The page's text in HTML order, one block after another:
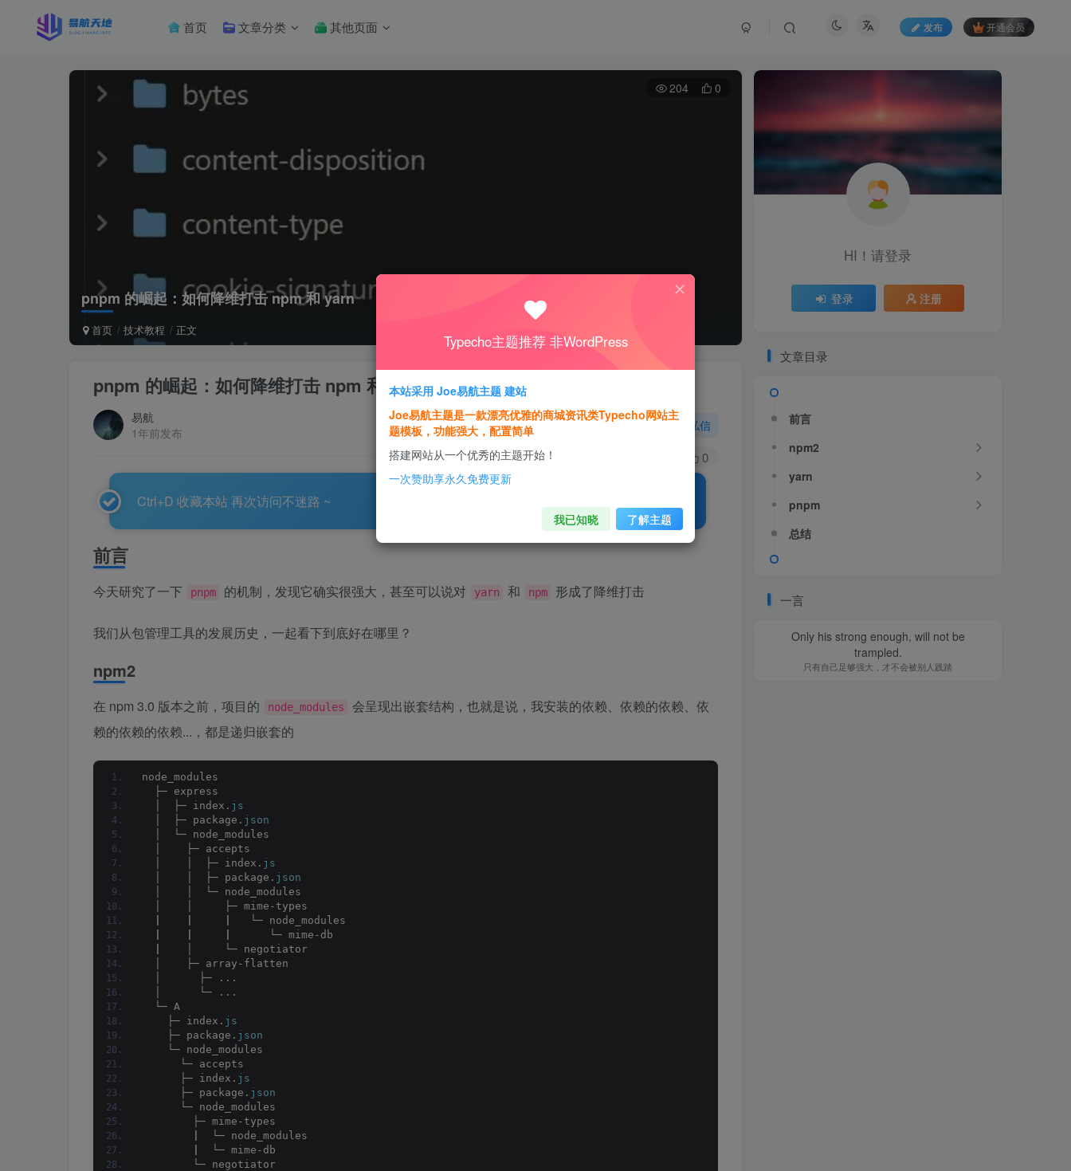
首页 文章分类 其他页面 发布 开通会员
pnpm 的崛起：如何降维打击 npm 和 yarn
首页 技术教程 正文
204 0
pnpm 的崛起：如何降维打击 npm 和 yarn
易航
1年前发布
关注 私信
0
Ctrl+D 收藏本站 再次访问不迷路 ~
前言
今天研究了一下 pnpm 的机制，发现它确实很强大，甚至可以说对 yarn 和 npm 形成了降维打击
我们从包管理工具的发展历史，一起看下到底好在哪里？
npm2
在 npm 3.0 版本之前，项目的 node_modules
会呈现出嵌套结构，也就是说，我安装的依赖、依赖的依赖、依
赖的依赖的依赖...，都是递归嵌套的
node_modules
  ├─ express
  │  ├─ index.
js
  │  ├─ package.
json
  │  └─ node_modules
  │    ├─ accepts
  │    │  ├─ index.
js
  │    │  ├─ package.
json
  │    │  └─ node_modules
  │    │     ├─ mime-types
   └─ node_modules
      └─ mime-db
    │     └─ negotiator
  │    ├─ array-flatten
  │      ├─ ...
  │      └─ ...
  └─ A
    ├─ index.
js
    ├─ package.
json
    └─ node_modules
      └─ accepts
      ├─ index.
js
      ├─ package.
json
      └─ node_modules
        ├─ mime-types
  └─ node_modules
  └─ mime-db
        └─ negotiator
HI！请登录
登录 注册
文章目录
前言
npm2
yarn
pnpm
总结
一言
Only his strong enough, will not be
trampled.
只有自己足够强大，才不会被别人践踏
Typecho主题推荐 非WordPress
本站采用 Joe易航主题 建站
Joe易航主题是一款漂亮优雅的商城资讯类Typecho网站主
题模板，功能强大，配置简单
搭建网站从一个优秀的主题开始！
一次赞助享永久免费更新
我已知晓 了解主题